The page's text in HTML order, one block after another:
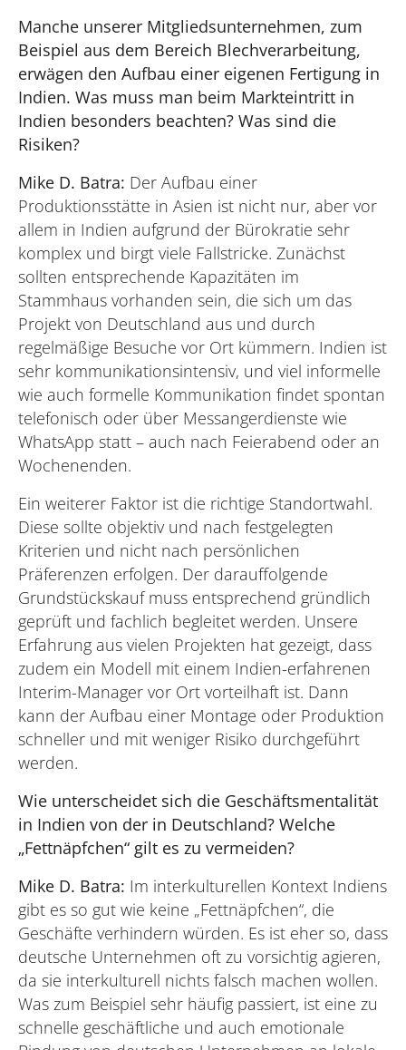
Manche unserer Mitgliedsunternehmen, zum
Beispiel aus dem Bereich Blechverarbeitung,
erwägen den Aufbau einer eigenen Fertigung in
Indien. Was muss man beim Markteintritt in
Indien besonders beachten? Was sind die
Risiken?
Mike D. Batra: Der Aufbau einer
Produktionsstätte in Asien ist nicht nur, aber vor
allem in Indien aufgrund der Bürokratie sehr
komplex und birgt viele Fallstricke. Zunächst
sollten entsprechende Kapazitäten im
Stammhaus vorhanden sein, die sich um das
Projekt von Deutschland aus und durch
regelmäßige Besuche vor Ort kümmern. Indien ist
sehr kommunikationsintensiv, und viel informelle
wie auch formelle Kommunikation findet spontan
telefonisch oder über Messangerdienste wie
WhatsApp statt – auch nach Feierabend oder an
Wochenenden.
Ein weiterer Faktor ist die richtige Standortwahl.
Diese sollte objektiv und nach festgelegten
Kriterien und nicht nach persönlichen
Präferenzen erfolgen. Der darauffolgende
Grundstückskauf muss entsprechend gründlich
geprüft und fachlich begleitet werden. Unsere
Erfahrung aus vielen Projekten hat gezeigt, dass
zudem ein Modell mit einem Indien-erfahrenen
Interim-Manager vor Ort vorteilhaft ist. Dann
kann der Aufbau einer Montage oder Produktion
schneller und mit weniger Risiko durchgeführt
werden.
Wie unterscheidet sich die Geschäftsmentalität
in Indien von der in Deutschland? Welche
„Fettnäpfchen“ gilt es zu vermeiden?
Mike D. Batra: Im interkulturellen Kontext Indiens
gibt es so gut wie keine „Fettnäpfchen“, die
Geschäfte verhindern würden. Es ist eher so, dass
deutsche Unternehmen oft zu vorsichtig agieren,
da sie interkulturell nichts falsch machen wollen.
Was zum Beispiel sehr häufig passiert, ist eine zu
schnelle geschäftliche und auch emotionale